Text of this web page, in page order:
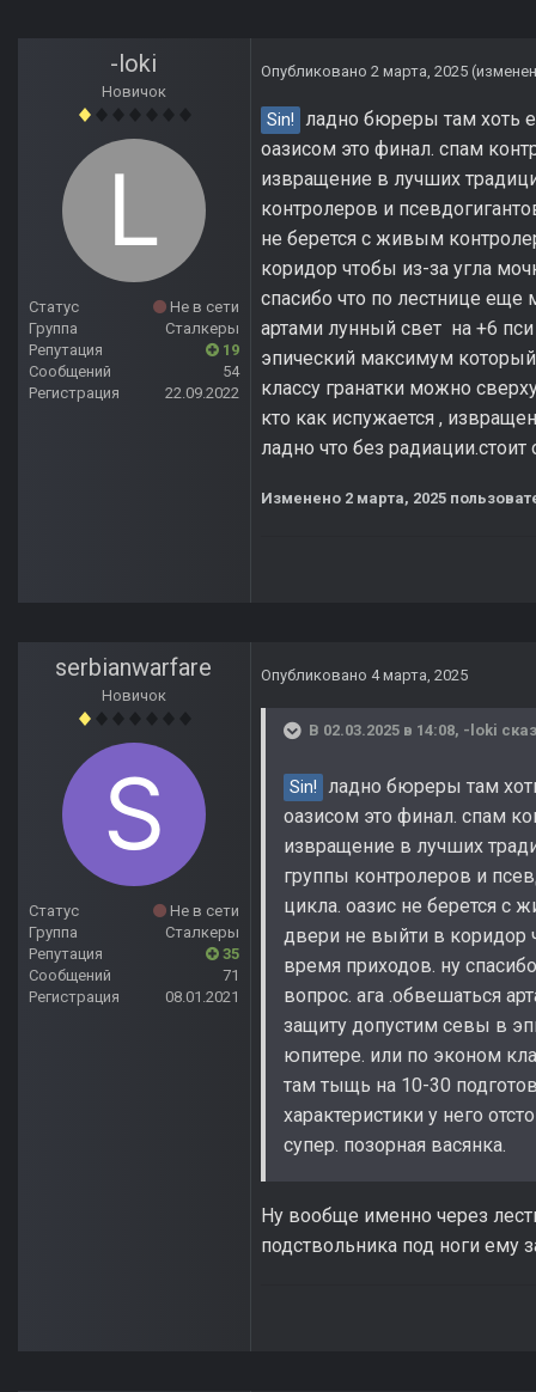
-loki
Новичок
Статус
Не в сети
Группа
Сталкеры
Репутация
19
Сообщений
54
Регистрация
22.09.2022
Опубликовано 2 марта, 2025
Sin! ладно бюреры там хоть
оазисом это финал. спам
извращение в лучших
контролеров и
не берется с живым
коридор чтобы из-за угла
спасибо что по лестнице
артами лунный свет на +6
эпический максимум
классу гранатки можно
кто как испужается ,
ладно что без радиации.стоит
Изменено 2 марта, 2025
serbianwarfare
Новичок
Статус
Не в сети
Группа
Сталкеры
Репутация
35
Сообщений
71
Регистрация
08.01.2021
Опубликовано 4 марта, 2025
В 02.03.2025 в 14:08, -loki
Sin! ладно бюреры там
оазисом это финал. спам
извращение в лучших
группы контролеров и
цикла. оазис не берется с
двери не выйти в коридор
время приходов. ну
вопрос. ага .обвешаться
защиту допустим севы в
юпитере. или по эконом
там тыщь на 10-30
характеристики у него
супер. позорная васянка.
Ну вообще именно через
подствольника под ноги ему